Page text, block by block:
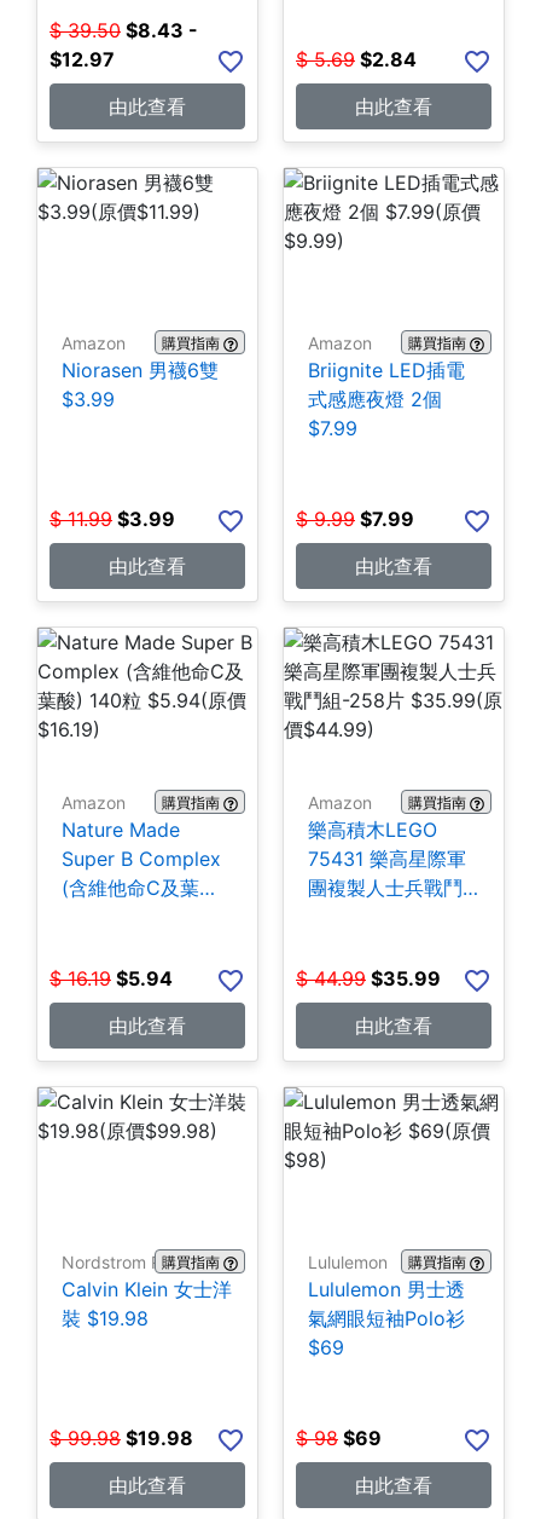
$ 39.50 $8.43 -
$12.97
由此查看
$ 5.69 $2.84
由此查看
Amazon 購買指南
Niorasen 男襪6雙
$3.99
$ 11.99 $3.99
由此查看
Amazon 購買指南
Briignite LED插電
式感應夜燈 2個
$7.99
$ 9.99 $7.99
由此查看
Amazon 購買指南
Nature Made
Super B Complex
(含維他命C及葉酸)
$ 16.19 $5.94
由此查看
Amazon 購買指南
樂高積木LEGO
75431 樂高星際軍
團複製人士兵戰鬥
$ 44.99 $35.99
由此查看
Nordstrom Rack購買指南
Calvin Klein 女士洋
裝 $19.98
$ 99.98 $19.98
由此查看
Lululemon 購買指南
Lululemon 男士透
氣網眼短袖Polo衫
$69
$ 98 $69
由此查看